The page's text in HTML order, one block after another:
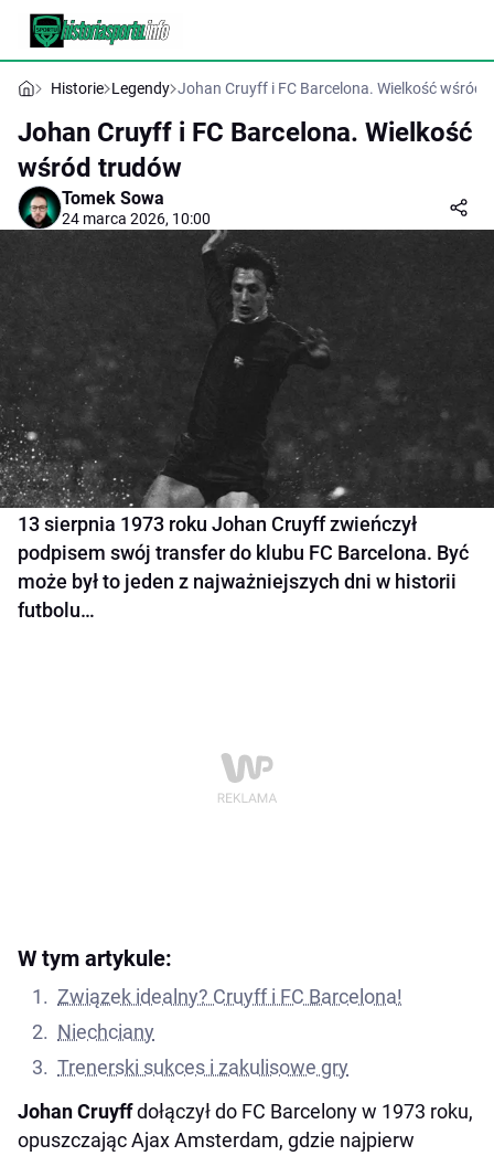
Historie Legendy Johan Cruyff i FC Barcelona. Wielkość wśród
Johan Cruyff i FC Barcelona. Wielkość
wśród trudów
Tomek Sowa
24 marca 2026, 10:00
13 sierpnia 1973 roku Johan Cruyff zwieńczył
podpisem swój transfer do klubu FC Barcelona. Być
może był to jeden z najważniejszych dni w historii
futbolu…
W tym artykule:
Związek idealny? Cruyff i FC Barcelona!
Niechciany
Trenerski sukces i zakulisowe gry
Johan Cruyffdołączył do FC Barcelony w 1973 roku,
opuszczając Ajax Amsterdam, gdzie najpierw